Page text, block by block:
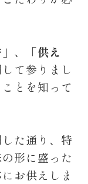
、
「供え
て参りまし
とを知って
た通り、特
形に盛った
お供えしま